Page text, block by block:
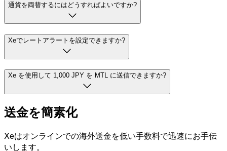
通貨を両替するにはどうすればよいですか?
Xeでレートアラートを設定できますか?
Xe を使用して 1,000 JPY を MTL に送信できますか?
送金を簡素化
Xeはオンラインでの海外送金を低い手数料で迅速にお手伝
いします。